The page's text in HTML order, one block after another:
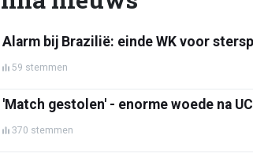
Alarm bij Brazilië: einde WK voor
59 stemmen
'Match gestolen' - enorme woede na
370 stemmen